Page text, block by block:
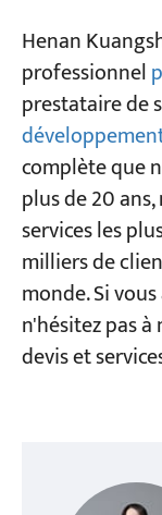
Henan
professionnel
prestataire de
complète que
plus de 20
services les
milliers de
monde. Si
n'hésitez pas
devis et